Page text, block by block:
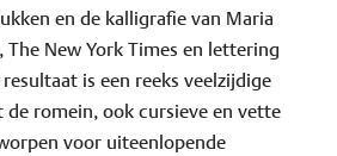
en de kalligrafie van Maria
New York Times en lettering
is een reeks veelzijdige
romein, ook cursieve en vette
voor uiteenlopende